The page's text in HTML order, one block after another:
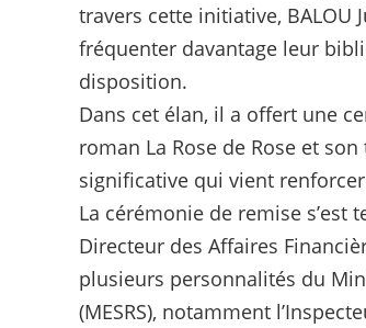
travers cette initiative,
fréquenter davantage leur
disposition.
Dans cet élan, il a offert une
roman La Rose de Rose et
significative qui vient
La cérémonie de remise s’est
Directeur des Affaires
plusieurs personnalités du
(MESRS), notamment